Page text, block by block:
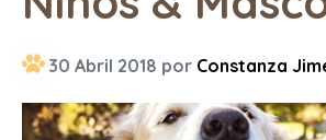
30 Abril 2018 por Constanza